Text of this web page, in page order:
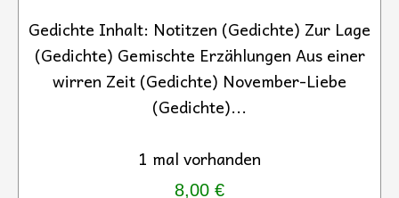
Gedichte Inhalt: Notitzen (Gedichte) Zur Lage
(Gedichte) Gemischte Erzählungen Aus einer
wirren Zeit (Gedichte) November-Liebe
(Gedichte)...
1 mal vorhanden
8,00 €